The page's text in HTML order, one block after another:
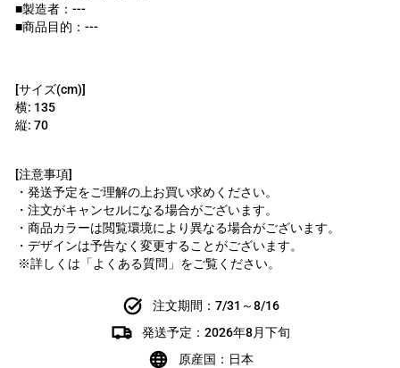
■製造者：---
■商品目的：---
[サイズ(cm)]
横: 135
縦: 70
[注意事項]
・発送予定をご理解の上お買い求めください。
・注文がキャンセルになる場合がございます。
・商品カラーは閲覧環境により異なる場合がございます。
・デザインは予告なく変更することがございます。
※詳しくは「よくある質問」をご覧ください。
注文期間：7/31～8/16
発送予定：2026年8月下旬
原産国：日本